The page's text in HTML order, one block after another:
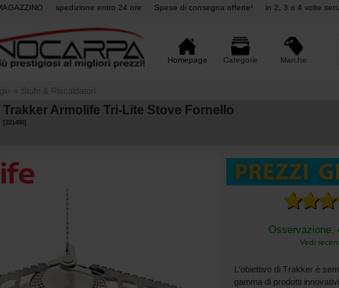
spedizione entro 24 ore Spese di consegna offerte¹ in 2, 3 o 4 volte
Homepage Categorie Marche
» Stufe & Riscaldatori
Trakker Armolife Tri-Lite Stove Fornello
221490]
Osservazione:
Vedi
L'obiettivo di Trakker è
gamma di prodotti